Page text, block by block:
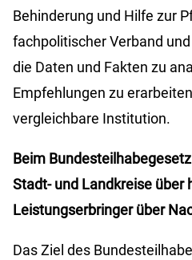
Behinderung und Hilfe zur
fachpolitischer Verband
die Daten und Fakten zu
Empfehlungen zu
vergleichbare Institution.
Beim
Stadt- und Landkreise über
Leistungserbringer über
Das Ziel des